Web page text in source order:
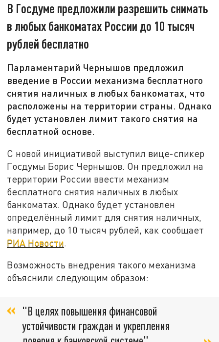
В Госдуме предложили разрешить снимать
в любых банкоматах России до 10 тысяч
рублей бесплатно
Парламентарий Чернышов предложил
введение в России механизма бесплатного
снятия наличных в любых банкоматах, что
расположены на территории страны. Однако
будет установлен лимит такого снятия на
бесплатной основе.
С новой инициативой выступил вице-спикер
Госдумы Борис Чернышов. Он предложил на
территории России ввести механизм
бесплатного снятия наличных в любых
банкоматах. Однако будет установлен
определённый лимит для снятия наличных,
например, до 10 тысяч рублей, как сообщает
РИА Новости.
Возможность внедрения такого механизма
объяснили следующим образом:
"В целях повышения финансовой
устойчивости граждан и укрепления